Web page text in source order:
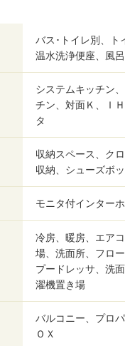
バス･トイレ別、ト
温水洗浄便座、風
システムキッチン
チン、対面Ｋ、Ｉ
タ
収納スペース、ク
収納、シューズボ
モニタ付インター
冷房、暖房、エア
場、洗面所、フロ
プードレッサ、洗
濯機置き場
バルコニー、プロ
ＯＸ